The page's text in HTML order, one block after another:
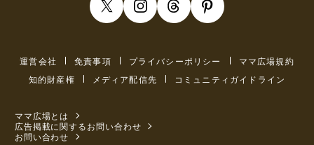
運営会社 免責事項 プライバシーポリシー
ママ広場規約
知的財産権
メディア配信先 コミュニティガイドライン
ママ広場とは
広告掲載に関するお問い合わせ
お問い合わせ